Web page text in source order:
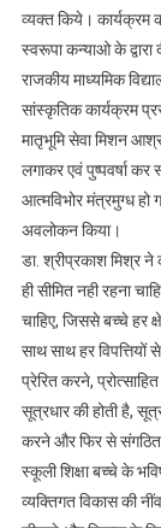
व्यक्त किये। कार्यक्रम
स्वरूपा कन्याओ के
राजकीय माध्यमिक
सांस्कृतिक कार्यक्रम
मातृभूमि सेवा मिशन
लगाकर एवं पुष्पवर्षा कर
आत्मविभोर मंत्रमुग्ध हो
अवलोकन किया।
डा. श्रीप्रकाश मिश्र ने
ही सीमित नही रहना
चाहिए, जिससे बच्चे हर
साथ साथ हर विपत्तियों
प्रेरित करने,
सूत्रधार की होती है,
करने और फिर से संगठित
स्कूली शिक्षा बच्चे के
व्यक्तिगत विकास की